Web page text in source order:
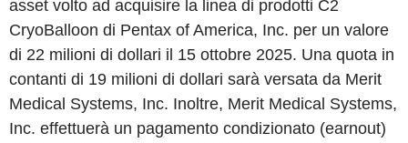
asset volto ad acquisire la linea di prodotti C2
CryoBalloon di Pentax of America, Inc. per un valore
di 22 milioni di dollari il 15 ottobre 2025. Una quota in
contanti di 19 milioni di dollari sarà versata da Merit
Medical Systems, Inc. Inoltre, Merit Medical Systems,
Inc. effettuerà un pagamento condizionato (earnout)